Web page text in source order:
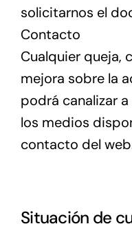
solicitarnos el
Contacto
Cualquier queja,
mejora sobre la
podrá canalizar
los medios
contacto del
Situación de